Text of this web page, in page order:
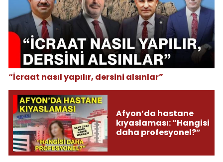
“İcraat nasıl yapılır, dersini alsınlar”
Afyon’da hastane
kıyaslaması: “Hangisi
daha profesyonel?”